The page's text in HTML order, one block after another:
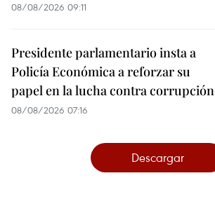
08/08/2026 09:11
Presidente parlamentario insta a
Policía Económica a reforzar su
papel en la lucha contra corrupción
08/08/2026 07:16
Descargar